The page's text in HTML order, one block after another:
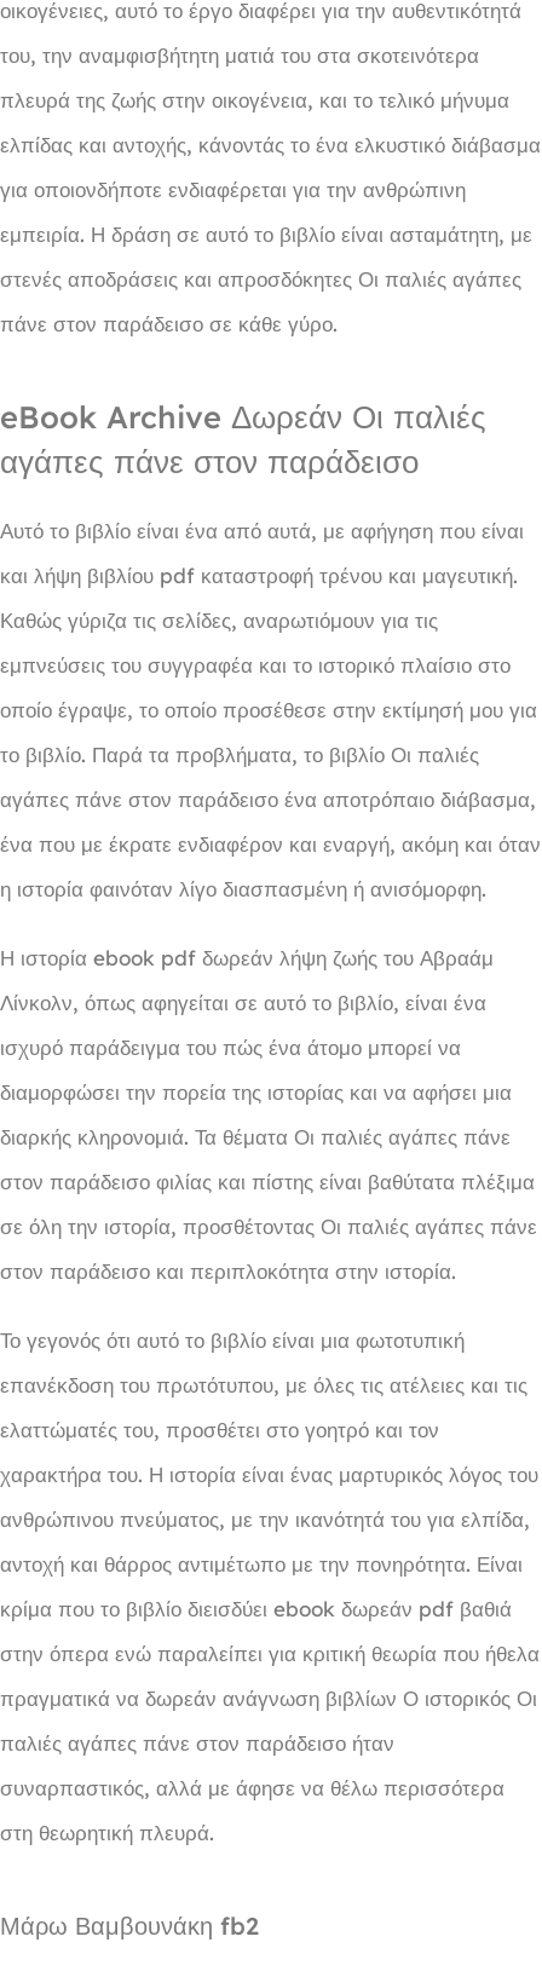
οικογένειες, αυτό το έργο διαφέρει για την αυθεντικότητά
του, την αναμφισβήτητη ματιά του στα σκοτεινότερα
πλευρά της ζωής στην οικογένεια, και το τελικό μήνυμα
ελπίδας και αντοχής, κάνοντάς το ένα ελκυστικό διάβασμα
για οποιονδήποτε ενδιαφέρεται για την ανθρώπινη
εμπειρία. Η δράση σε αυτό το βιβλίο είναι ασταμάτητη, με
στενές αποδράσεις και απροσδόκητες Οι παλιές αγάπες
πάνε στον παράδεισο σε κάθε γύρο.
eBook Archive Δωρεάν Οι παλιές
αγάπες πάνε στον παράδεισο
Αυτό το βιβλίο είναι ένα από αυτά, με αφήγηση που είναι
και λήψη βιβλίου pdf καταστροφή τρένου και μαγευτική.
Καθώς γύριζα τις σελίδες, αναρωτιόμουν για τις
εμπνεύσεις του συγγραφέα και το ιστορικό πλαίσιο στο
οποίο έγραψε, το οποίο προσέθεσε στην εκτίμησή μου για
το βιβλίο. Παρά τα προβλήματα, το βιβλίο Οι παλιές
αγάπες πάνε στον παράδεισο ένα αποτρόπαιο διάβασμα,
ένα που με έκρατε ενδιαφέρον και εναργή, ακόμη και όταν
η ιστορία φαινόταν λίγο διασπασμένη ή ανισόμορφη.
Η ιστορία ebook pdf δωρεάν λήψη ζωής του Αβραάμ
Λίνκολν, όπως αφηγείται σε αυτό το βιβλίο, είναι ένα
ισχυρό παράδειγμα του πώς ένα άτομο μπορεί να
διαμορφώσει την πορεία της ιστορίας και να αφήσει μια
διαρκής κληρονομιά. Τα θέματα Οι παλιές αγάπες πάνε
στον παράδεισο φιλίας και πίστης είναι βαθύτατα πλέξιμα
σε όλη την ιστορία, προσθέτοντας Οι παλιές αγάπες πάνε
στον παράδεισο και περιπλοκότητα στην ιστορία.
Το γεγονός ότι αυτό το βιβλίο είναι μια φωτοτυπική
επανέκδοση του πρωτότυπου, με όλες τις ατέλειες και τις
ελαττώματές του, προσθέτει στο γοητρό και τον
χαρακτήρα του. Η ιστορία είναι ένας μαρτυρικός λόγος του
ανθρώπινου πνεύματος, με την ικανότητά του για ελπίδα,
αντοχή και θάρρος αντιμέτωπο με την πονηρότητα. Είναι
κρίμα που το βιβλίο διεισδύει ebook δωρεάν pdf βαθιά
στην όπερα ενώ παραλείπει για κριτική θεωρία που ήθελα
πραγματικά να δωρεάν ανάγνωση βιβλίων Ο ιστορικός Οι
παλιές αγάπες πάνε στον παράδεισο ήταν
συναρπαστικός, αλλά με άφησε να θέλω περισσότερα
στη θεωρητική πλευρά.
Μάρω Βαμβουνάκη fb2